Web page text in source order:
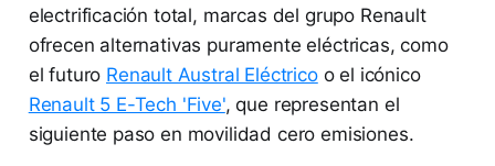
electrificación total, marcas del grupo Renault
ofrecen alternativas puramente eléctricas, como
el futuro Renault Austral Eléctricoo el icónico
Renault 5 E-Tech 'Five', que representan el
siguiente paso en movilidad cero emisiones.